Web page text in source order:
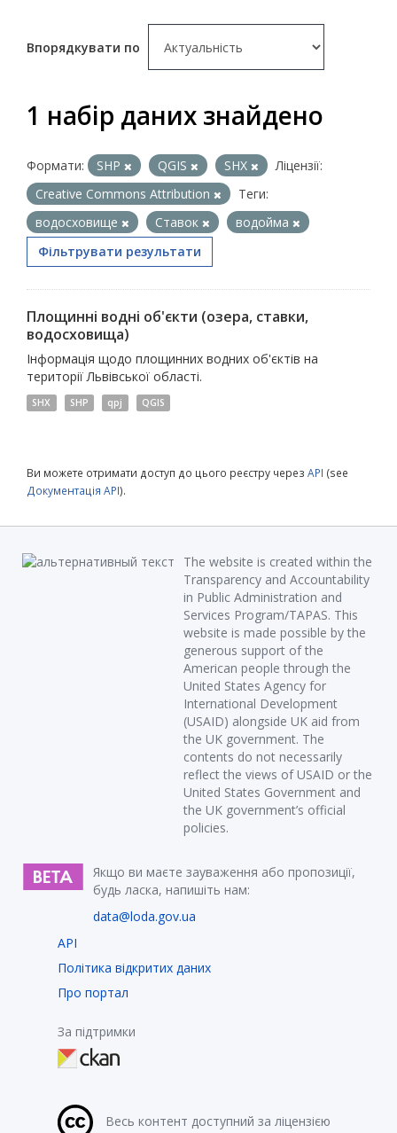
Впорядкувати по
1 набір даних знайдено
Формати: SHP QGIS SHX
Ліцензії:
Creative Commons Attribution
Теги:
водосховище
Ставок
водойма
Фільтрувати результати
Площинні водні об'єкти (озера, ставки,
водосховища)
Інформація щодо площинних водних об'єктів на
території Львівської області.
SHX SHP qpj QGIS
Ви можете отримати доступ до цього реєстру через API (see
Документація API).
The website is created within the
Transparency and Accountability
in Public Administration and
Services Program/TAPAS. This
website is made possible by the
generous support of the
American people through the
United States Agency for
International Development
(USAID) alongside UK aid from
the UK government. The
contents do not necessarily
reflect the views of USAID or the
United States Government and
the UK government’s official
policies.
Якщо ви маєте зауваження або пропозиції,
будь ласка, напишіть нам:
data@loda.gov.ua
API
Політика відкритих даних
Про портал
За підтримки
Весь контент доступний за ліцензією